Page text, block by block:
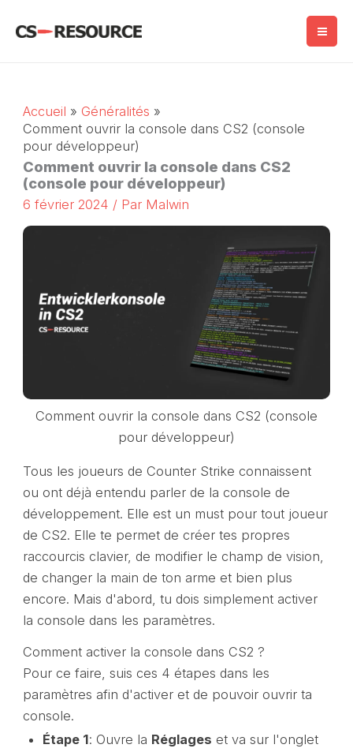
Accueil
Généralités
Comment ouvrir la console dans CS2 (console
pour développeur)
Comment ouvrir la console dans CS2
(console pour développeur)
6 février 2024 / Par Malwin
Comment ouvrir la console dans CS2 (console
pour développeur)
Tous les joueurs de Counter Strike connaissent
ou ont déjà entendu parler de la console de
développement. Elle est un must pour tout joueur
de CS2. Elle te permet de créer tes propres
raccourcis clavier, de modifier le champ de vision,
de changer la main de ton arme et bien plus
encore. Mais d'abord, tu dois simplement activer
la console dans les paramètres.
Comment activer la console dans CS2 ?
Pour ce faire, suis ces 4 étapes dans les
paramètres afin d'activer et de pouvoir ouvrir ta
console.
Étape 1: Ouvre la Réglages et va sur l'onglet